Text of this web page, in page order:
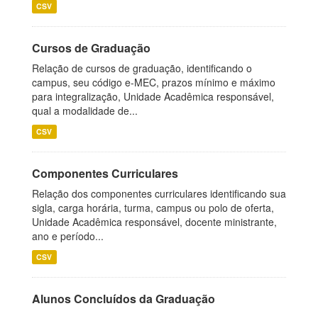
CSV
Cursos de Graduação
Relação de cursos de graduação, identificando o
campus, seu código e-MEC, prazos mínimo e máximo
para integralização, Unidade Acadêmica responsável,
qual a modalidade de...
CSV
Componentes Curriculares
Relação dos componentes curriculares identificando sua
sigla, carga horária, turma, campus ou polo de oferta,
Unidade Acadêmica responsável, docente ministrante,
ano e período...
CSV
Alunos Concluídos da Graduação